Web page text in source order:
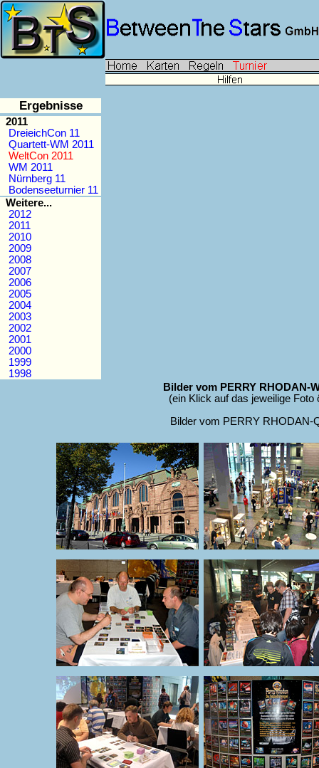
Ergebnisse
2011
DreieichCon 11
Quartett-WM 2011
WeltCon 2011
WM 2011
Nürnberg 11
Bodenseeturnier 11
Weitere...
2012
2011
2010
2009
2008
2007
2006
2005
2004
2003
2002
2001
2000
1999
1998
Bilder vom PERRY RHODAN-
(ein Klick auf das jeweilige
Bilder vom PERRY RHODAN-